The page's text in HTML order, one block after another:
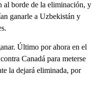
al borde de la eliminación, y
ganarle a Uzbekistán y
Último por ahora en el
Canadá para meterse
la dejará eliminada, por